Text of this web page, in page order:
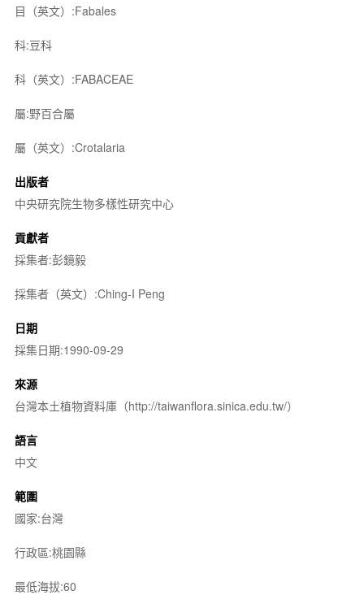
目（英文）:Fabales
科:豆科
科（英文）:FABACEAE
屬:野百合屬
屬（英文）:Crotalaria
出版者
中央研究院生物多樣性研究中心
貢獻者
採集者:彭鏡毅
採集者（英文）:Ching-I Peng
日期
採集日期:1990-09-29
來源
台灣本土植物資料庫（http://taiwanflora.sinica.edu.tw/）
語言
中文
範圍
國家:台灣
行政區:桃園縣
最低海拔:60